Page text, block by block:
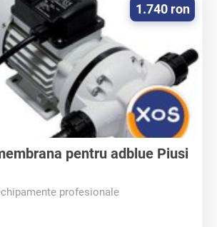
pentru adblue Piusi
profesionale
1.740 ron